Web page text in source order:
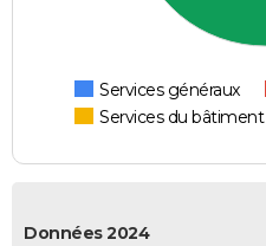
Services généraux
Services du bâtiment
Données 2024